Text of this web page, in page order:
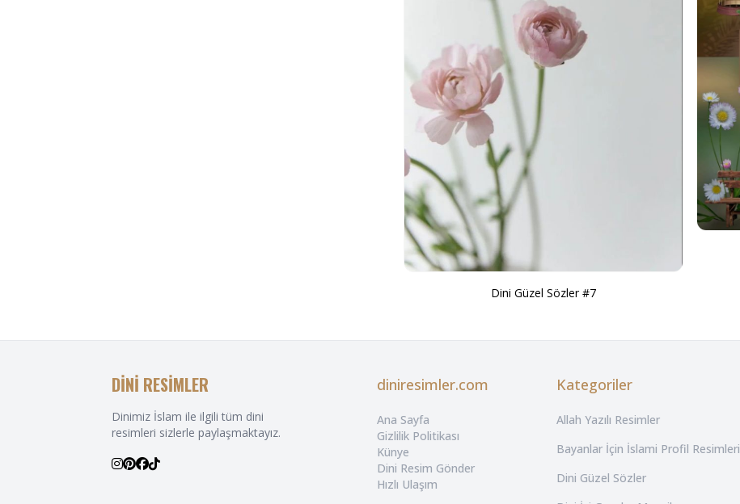
Dini Güzel Sözler #7
DİNİ RESİMLER
Dinimiz İslam ile ilgili tüm dini
resimleri sizlerle paylaşmaktayız.
diniresimler.com
Ana Sayfa
Gizlilik Politikası
Künye
Dini Resim Gönder
Hızlı Ulaşım
Kategoriler
Allah Yazılı Resimler
Bayanlar İçin İslami Profil Resimleri
Dini Güzel Sözler